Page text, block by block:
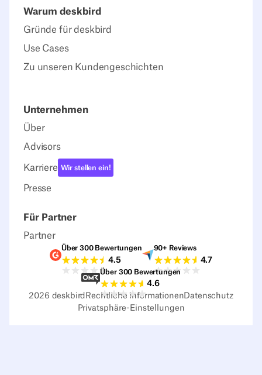
Warum deskbird
Gründe für deskbird
Use Cases
Zu unseren Kundengeschichten
Unternehmen
Über
Advisors
Karriere Wir stellen ein!
Presse
Für Partner
Partner
G2-Bewertungen
Über 300 Bewertungen
4.5
Capterra-
90+ Reviews
4.7
Sourceforge-Bewertungen
Über 300 Bewertungen
4.6
2026 deskbird Rechtliche InformationenDatenschutz
Privatsphäre-Einstellungen